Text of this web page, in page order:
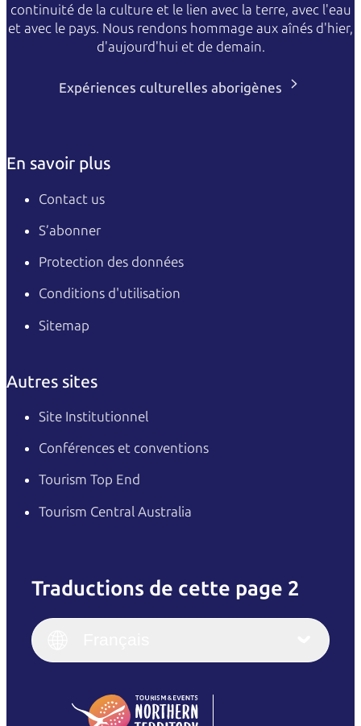
continuité de la culture et le lien avec la terre, avec l'eau
et avec le pays. Nous rendons hommage aux aînés d'hier,
d'aujourd'hui et de demain.
Expériences culturelles aborigènes
En savoir plus
Contact us
S’abonner
Protection des données
Conditions d'utilisation
Sitemap
Autres sites
Site Institutionnel
Conférences et conventions
Tourism Top End
Tourism Central Australia
Traductions de cette page 2
English
(Singapore)
Italiano